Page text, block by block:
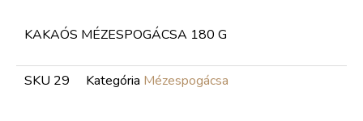
KAKAÓS MÉZESPOGÁCSA 180 G
SKU 29 Kategória Mézespogácsa